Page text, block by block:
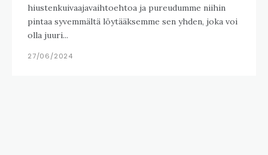
hiustenkuivaajavaihtoehtoa ja pureudumme niihin
pintaa syvemmältä löytääksemme sen yhden, joka voi
olla juuri...
27/06/2024